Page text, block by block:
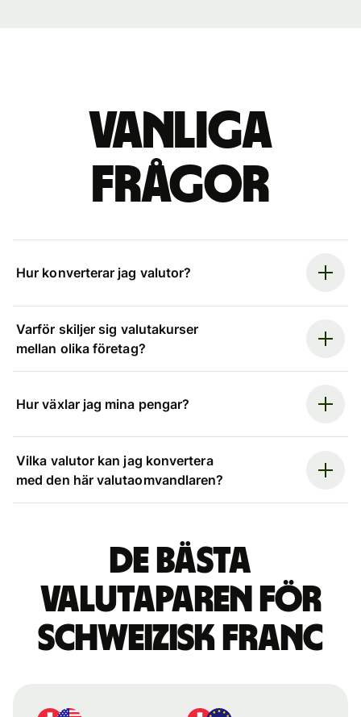
Vanliga
frågor
Hur konverterar jag valutor?
Varför skiljer sig valutakurser
mellan olika företag?
Hur växlar jag mina pengar?
Vilka valutor kan jag konvertera
med den här valutaomvandlaren?
De bästa
valutaparen för
schweizisk franc